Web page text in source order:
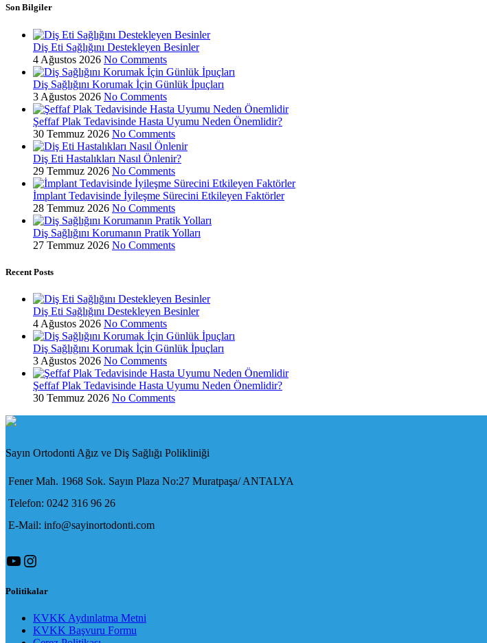
Son Bilgiler
Diş Eti Sağlığını Destekleyen Besinler
4 Ağustos 2026 No Comments
Diş Sağlığını Korumak İçin Günlük İpuçları
3 Ağustos 2026 No Comments
Şeffaf Plak Tedavisinde Hasta Uyumu Neden Önemlidir?
30 Temmuz 2026 No Comments
Diş Eti Hastalıkları Nasıl Önlenir?
29 Temmuz 2026 No Comments
İmplant Tedavisinde İyileşme Sürecini Etkileyen Faktörler
28 Temmuz 2026 No Comments
Diş Sağlığını Korumanın Pratik Yolları
27 Temmuz 2026 No Comments
Recent Posts
Diş Eti Sağlığını Destekleyen Besinler
4 Ağustos 2026 No Comments
Diş Sağlığını Korumak İçin Günlük İpuçları
3 Ağustos 2026 No Comments
Şeffaf Plak Tedavisinde Hasta Uyumu Neden Önemlidir?
30 Temmuz 2026 No Comments
Sayın Ortodonti Ağız ve Diş Sağlığı Polikliniği
Fener Mah. 1968 Sok. Sayın Plaza No:27 Muratpaşa/ ANTALYA
Telefon: 0242 316 96 26
E-Mail: info@sayinortodonti.com
YouTube
Instagram
Politikalar
KVKK Aydınlatma Metni
KVKK Başvuru Formu